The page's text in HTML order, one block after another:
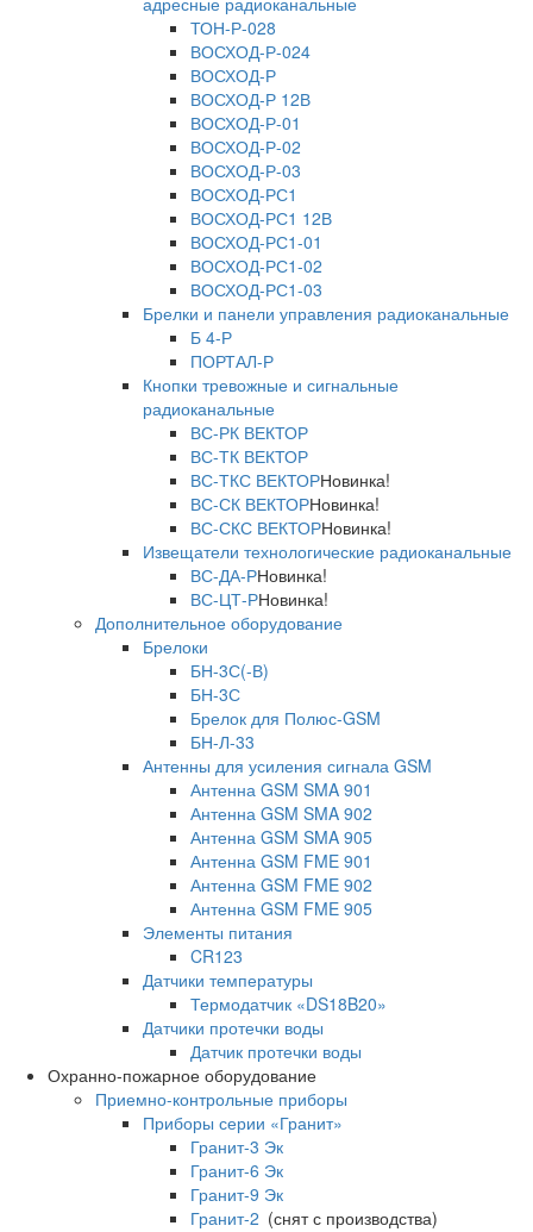
ТОН-Р-028
ВОСХОД-Р-024
ВОСХОД-Р
ВОСХОД-Р 12В
ВОСХОД-Р-01
ВОСХОД-Р-02
ВОСХОД-Р-03
ВОСХОД-РС1
ВОСХОД-РС1 12В
ВОСХОД-РС1-01
ВОСХОД-РС1-02
ВОСХОД-РС1-03
Брелки и панели управления радиоканальные
Б 4-Р
ПОРТАЛ-Р
Кнопки тревожные и сигнальные
радиоканальные
ВС-РК ВЕКТОР
ВС-ТК ВЕКТОР
ВС-ТКС ВЕКТОРНовинка!
ВС-СК ВЕКТОРНовинка!
ВС-СКС ВЕКТОРНовинка!
Извещатели технологические радиоканальные
ВС-ДА-РНовинка!
ВС-ЦТ-РНовинка!
Дополнительное оборудование
Брелоки
БН-3С(-В)
БН-3С
Брелок для Полюс-GSM
БН-Л-33
Антенны для усиления сигнала GSM
Антенна GSM SMA 901
Антенна GSM SMA 902
Антенна GSM SMA 905
Антенна GSM FME 901
Антенна GSM FME 902
Антенна GSM FME 905
Элементы питания
CR123
Датчики температуры
Термодатчик «DS18B20»
Датчики протечки воды
Датчик протечки воды
Охранно-пожарное оборудование
Приемно-контрольные приборы
Приборы серии «Гранит»
Гранит-3 Эк
Гранит-6 Эк
Гранит-9 Эк
Гранит-2 (снят с производства)